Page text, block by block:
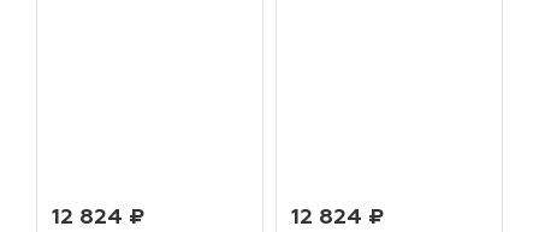
12 824 ₽ 12 824 ₽